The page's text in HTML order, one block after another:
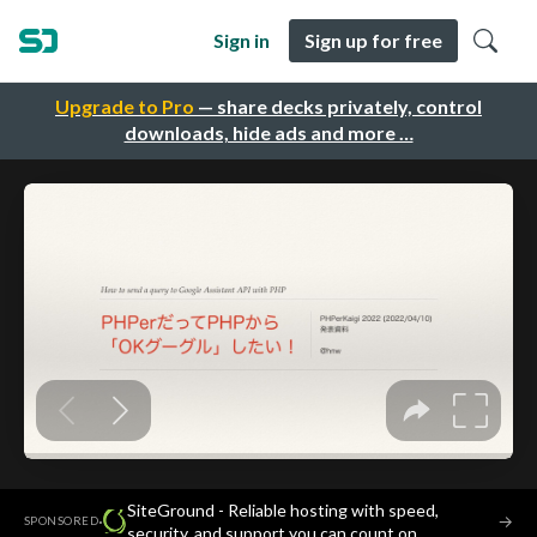
Upgrade to Pro — share decks privately, control
downloads, hide ads and more …
Sign in Sign up for free
SPONSORED·
SiteGround - Reliable hosting with speed,
security, and support you can count on.
→